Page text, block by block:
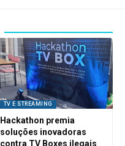
TV E STREAMING
Hackathon premia
soluções inovadoras
contra TV Boxes ilegais